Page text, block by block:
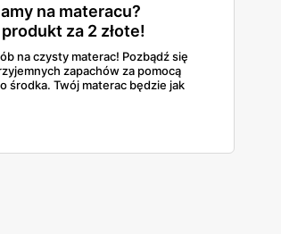
na materacu?
za 2 złote!
na czysty materac! Pozbądź się
zapachów za pomocą
środka. Twój materac będzie jak